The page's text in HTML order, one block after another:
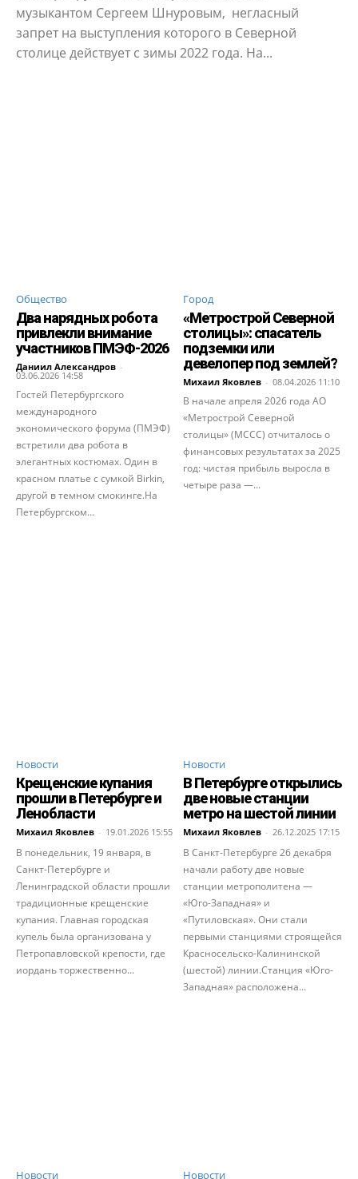
музыкантом Сергеем Шнуровым, негласный
запрет на выступления которого в Северной
столице действует с зимы 2022 года. На...
Общество
Два нарядных робота
привлекли внимание
участников ПМЭФ-2026
Даниил Александров -
03.06.2026 14:58
Гостей Петербургского
международного
экономического форума (ПМЭФ)
встретили два робота в
элегантных костюмах. Один в
красном платье с сумкой Birkin,
другой в темном смокинге.На
Петербургском...
Город
«Метрострой Северной
столицы»: спасатель
подземки или
девелопер под землей?
Михаил Яковлев - 08.04.2026 11:10
В начале апреля 2026 года АО
«Метрострой Северной
столицы» (МССС) отчиталось о
финансовых результатах за 2025
год: чистая прибыль выросла в
четыре раза —...
Новости
Крещенские купания
прошли в Петербурге и
Ленобласти
Михаил Яковлев - 19.01.2026 15:55
В понедельник, 19 января, в
Санкт-Петербурге и
Ленинградской области прошли
традиционные крещенские
купания. Главная городская
купель была организована у
Петропавловской крепости, где
иордань торжественно...
Новости
В Петербурге открылись
две новые станции
метро на шестой линии
Михаил Яковлев - 26.12.2025 17:15
В Санкт-Петербурге 26 декабря
начали работу две новые
станции метрополитена —
«Юго-Западная» и
«Путиловская». Они стали
первыми станциями строящейся
Красносельско-Калининской
(шестой) линии.Станция «Юго-
Западная» расположена...
Новости Новости